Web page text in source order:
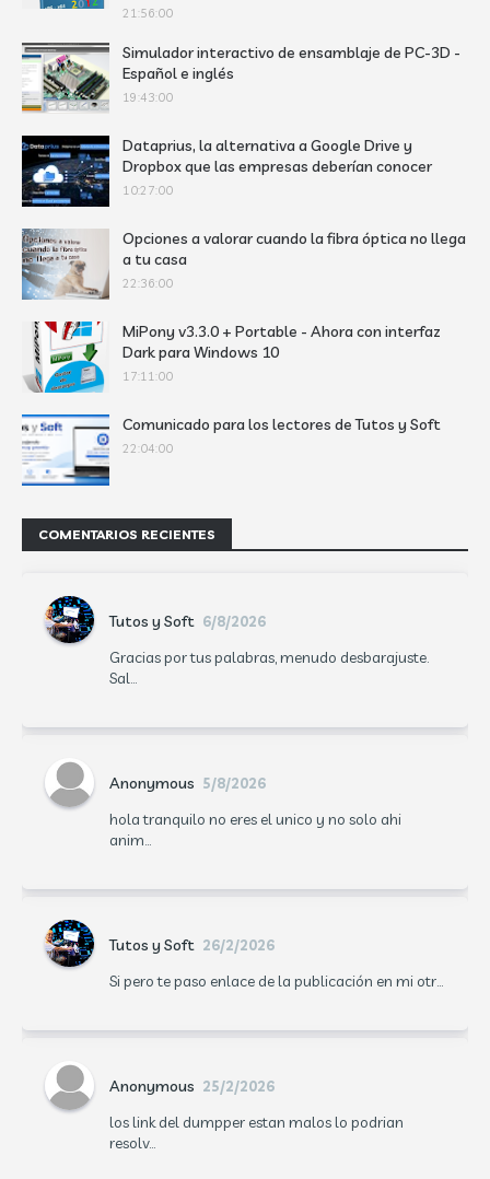
21:56:00
Simulador interactivo de ensamblaje de PC-3D -
Español e inglés
19:43:00
Dataprius, la alternativa a Google Drive y
Dropbox que las empresas deberían conocer
10:27:00
Opciones a valorar cuando la fibra óptica no llega
a tu casa
22:36:00
MiPony v3.3.0 + Portable - Ahora con interfaz
Dark para Windows 10
17:11:00
Comunicado para los lectores de Tutos y Soft
22:04:00
COMENTARIOS RECIENTES
Tutos y Soft 6/8/2026
Gracias por tus palabras, menudo desbarajuste.
Sal...
Anonymous 5/8/2026
hola tranquilo no eres el unico y no solo ahi
anim...
Tutos y Soft 26/2/2026
Si pero te paso enlace de la publicación en mi otr...
Anonymous 25/2/2026
los link del dumpper estan malos lo podrian
resolv...